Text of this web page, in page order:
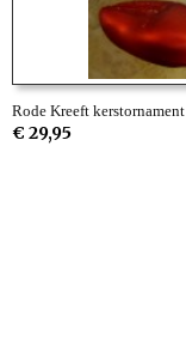
Rode Kreeft kerstornament
€ 29,95